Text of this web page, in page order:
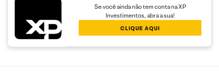
Se você ainda não tem conta na XP
Investimentos, abra a sua!
CLIQUE AQUI